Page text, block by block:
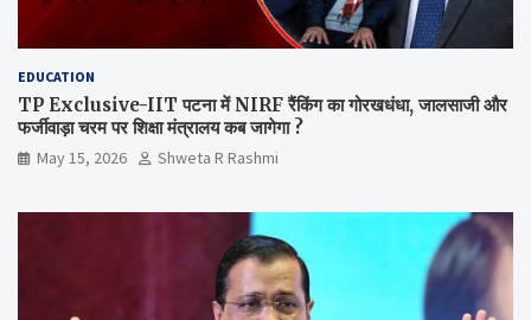
EDUCATION
TP Exclusive-IIT पटना में NIRF रैंकिंग का गोरखधंधा, जालसाजी और
फर्जीवाड़ा चरम पर शिक्षा मंत्रालय कब जागेगा ?
May 15, 2026 Shweta R Rashmi